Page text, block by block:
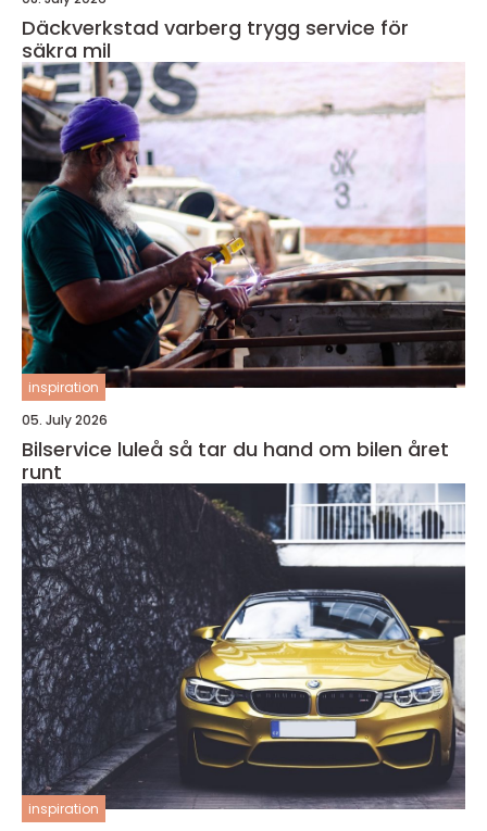
Däckverkstad varberg trygg service för
säkra mil
inspiration
05. July 2026
Bilservice luleå så tar du hand om bilen året
runt
inspiration